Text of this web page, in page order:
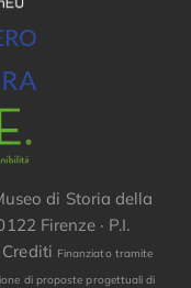
di Storia della
Firenze · P.I.
Crediti Finanziato tramite
di proposte progettuali di